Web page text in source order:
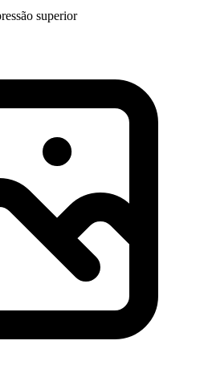
superior